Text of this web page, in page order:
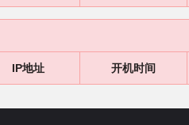
IP地址 开机时间